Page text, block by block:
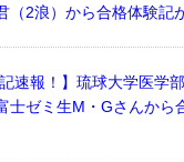
（2浪）から合格体験記
記速報！】琉球大学医学
士ゼミ生M・Gさんから